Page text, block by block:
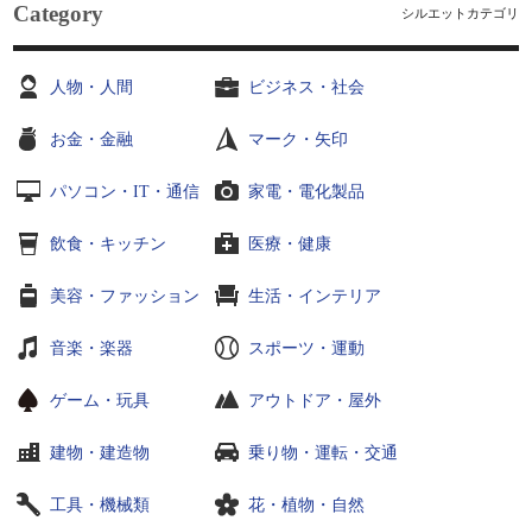
Category シルエットカテゴリ
人物・人間 ビジネス・社会
お金・金融 マーク・矢印
パソコン・IT・通信 家電・電化製品
飲食・キッチン 医療・健康
美容・ファッション 生活・インテリア
音楽・楽器 スポーツ・運動
ゲーム・玩具 アウトドア・屋外
建物・建造物 乗り物・運転・交通
工具・機械類 花・植物・自然